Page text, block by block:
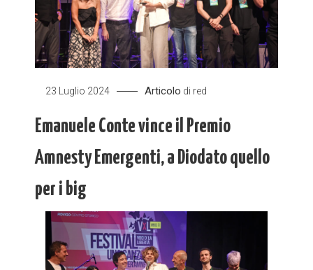
23 Luglio 2024 Articolo di red
Emanuele Conte vince il Premio
Amnesty Emergenti, a Diodato quello
per i big